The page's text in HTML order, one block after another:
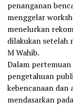
penanganan
menggelar
menelurkan
dilakukan setelah
M Wahib.
Dalam
pengetahuan
kebencanaan dan
mendasarkan